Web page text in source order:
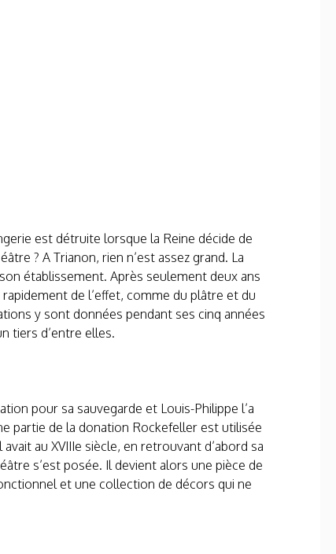
est détruite lorsque la Reine décide de
? A Trianon, rien n’est assez grand. La
établissement. Après seulement deux ans
de l’effet, comme du plâtre et du
y sont données pendant ses cinq années
tiers d’entre elles.
pour sa sauvegarde et Louis-Philippe l’a
partie de la donation Rockefeller est utilisée
au XVIIIe siècle, en retrouvant d’abord sa
s’est posée. Il devient alors une pièce de
et une collection de décors qui ne